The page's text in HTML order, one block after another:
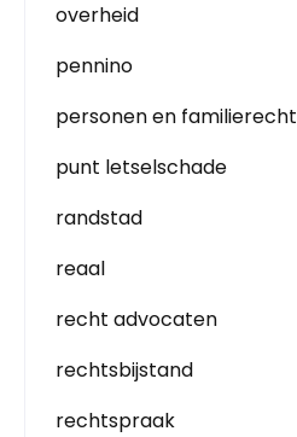
overheid
pennino
personen en familierecht
punt letselschade
randstad
reaal
recht advocaten
rechtsbijstand
rechtspraak